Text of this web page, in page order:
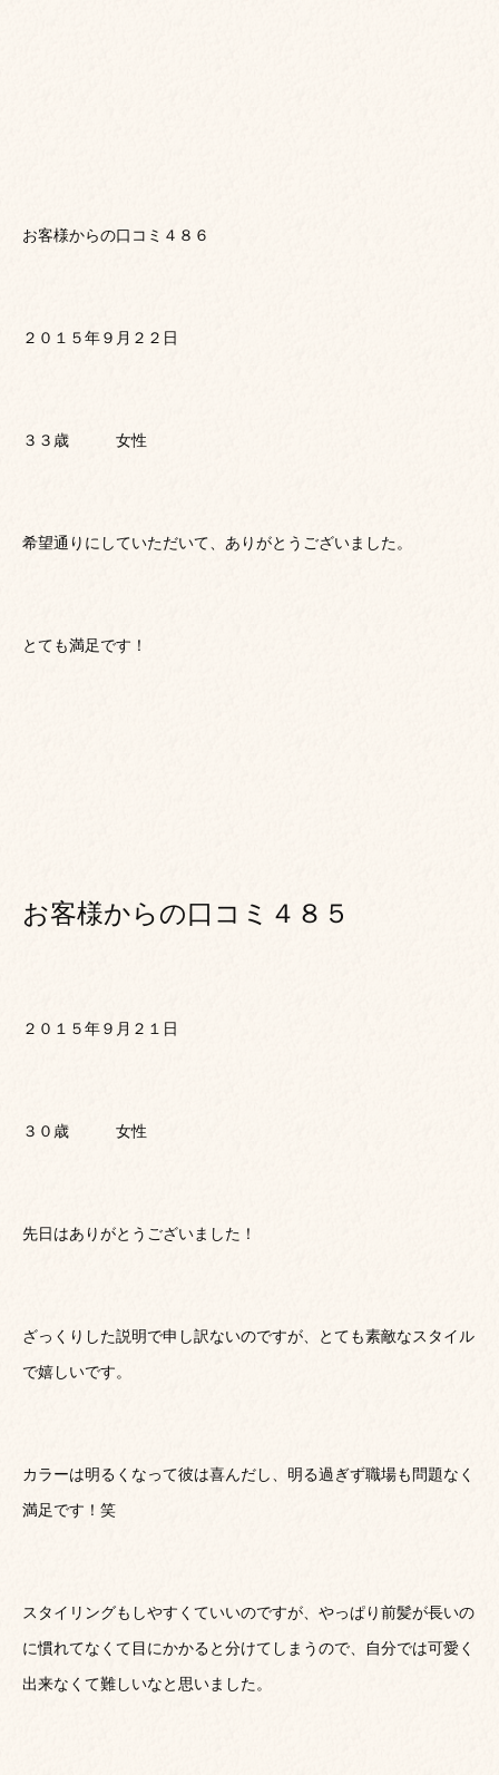
お客様からの口コミ４８６
２０１５年９月２２日
３３歳 女性
希望通りにしていただいて、ありがとうございました。
とても満足です！
お客様からの口コミ４８５
２０１５年９月２１日
３０歳 女性
先日はありがとうございました！
ざっくりした説明で申し訳ないのですが、とても素敵なスタイル
で嬉しいです。
カラーは明るくなって彼は喜んだし、明る過ぎず職場も問題なく
満足です！笑
スタイリングもしやすくていいのですが、やっぱり前髪が長いの
に慣れてなくて目にかかると分けてしまうので、自分では可愛く
出来なくて難しいなと思いました。